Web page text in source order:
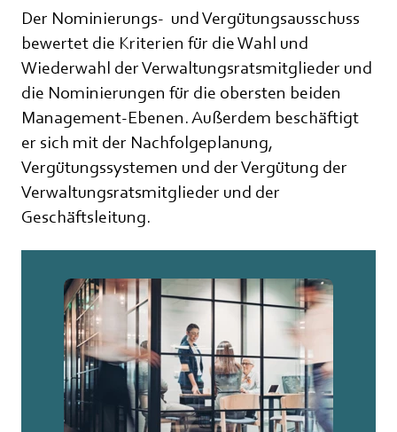
Der Nominierungs- und Vergütungsausschuss
bewertet die Kriterien für die Wahl und
Wiederwahl der Verwaltungsratsmitglieder und
die Nominierungen für die obersten beiden
Management-Ebenen. Außerdem beschäftigt
er sich mit der Nachfolgeplanung,
Vergütungssystemen und der Vergütung der
Verwaltungsratsmitglieder und der
Geschäftsleitung.